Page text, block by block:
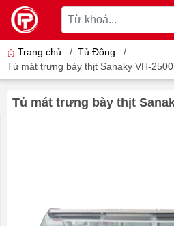
Trang chủ / Tủ Đông
/
Tủ mát trưng bày thịt Sanaky VH-
Tủ mát trưng bày thịt